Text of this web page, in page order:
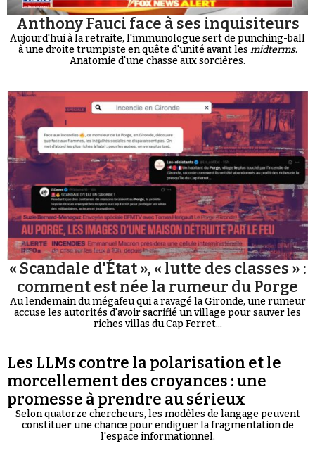
Anthony Fauci face à ses inquisiteurs
Aujourd'hui à la retraite, l'immunologue sert de punching-ball
à une droite trumpiste en quête d'unité avant les midterms.
Anatomie d'une chasse aux sorcières.
« Scandale d'État », « lutte des classes » :
comment est née la rumeur du Porge
Au lendemain du mégafeu qui a ravagé la Gironde, une rumeur
accuse les autorités d'avoir sacrifié un village pour sauver les
riches villas du Cap Ferret...
Les LLMs contre la polarisation et le
morcellement des croyances : une
promesse à prendre au sérieux
Selon quatorze chercheurs, les modèles de langage peuvent
constituer une chance pour endiguer la fragmentation de
l'espace informationnel.